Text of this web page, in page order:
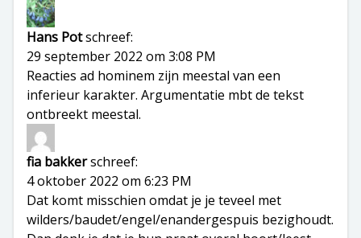
Hans Potschreef:
29 september 2022 om 3:08 PM
Reacties ad hominem zijn meestal van een
inferieur karakter. Argumentatie mbt de tekst
ontbreekt meestal.
fia bakkerschreef:
4 oktober 2022 om 6:23 PM
Dat komt misschien omdat je je teveel met
wilders/baudet/engel/enandergespuis bezighoudt.